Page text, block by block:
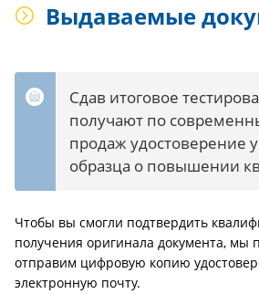
Выдаваемые
Сдав итоговое
получают по
продаж удостоверение
образца о повышении
Чтобы вы смогли подтвердить
получения оригинала документа, мы
отправим цифровую копию
электронную почту.